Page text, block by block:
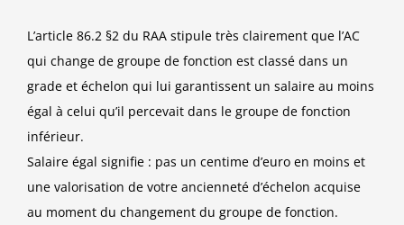
L’article 86.2 §2 du RAA stipule très clairement que l’AC
qui change de groupe de fonction est classé dans un
grade et échelon qui lui garantissent un salaire au moins
égal à celui qu’il percevait dans le groupe de fonction
inférieur.
Salaire égal signifie : pas un centime d’euro en moins et
une valorisation de votre ancienneté d’échelon acquise
au moment du changement du groupe de fonction.